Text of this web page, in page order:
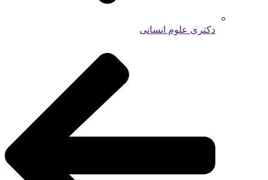
دکتری علوم انسانی